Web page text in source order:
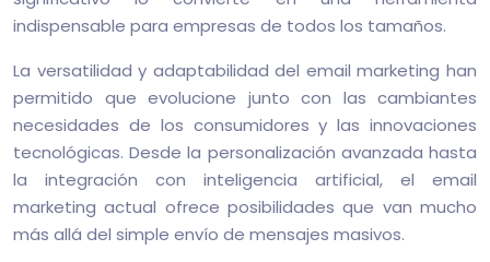
indispensable para empresas de todos los tamaños.
La versatilidad y adaptabilidad del email marketing han
permitido que evolucione junto con las cambiantes
necesidades de los consumidores y las innovaciones
tecnológicas. Desde la personalización avanzada hasta
la integración con inteligencia artificial, el email
marketing actual ofrece posibilidades que van mucho
más allá del simple envío de mensajes masivos.